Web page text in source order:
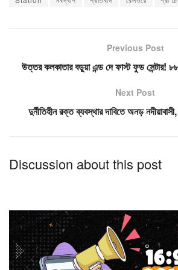
Previous Post
উত্তর কলকাতার বড়ুয়া এন্ড দে ফাস্ট ফুড সেন্টার!
Next Post
দুর্নীতিহীন রক্ত ব্যবস্থার দাবিতে অনড়
Discussion about this post